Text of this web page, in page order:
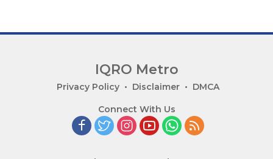
IQRO Metro
Privacy Policy Disclaimer DMCA
Connect With Us